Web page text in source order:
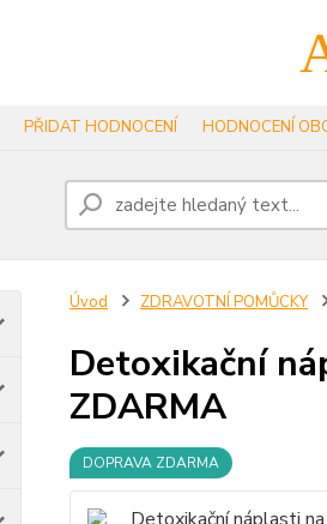
PŘIDAT HODNOCENÍ HODNOCENÍ
Úvod ZDRAVOTNÍ POMŮCKY
Detoxikační
ZDARMA
DOPRAVA ZDARMA